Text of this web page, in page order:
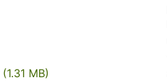
(1.31 MB)